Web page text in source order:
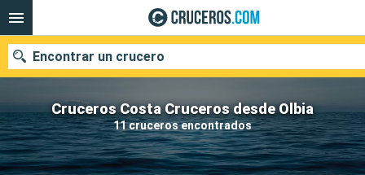
Cruceros Costa Cruceros desde Olbia
11 cruceros encontrados
Encontrar un crucero
Nuestros destinos